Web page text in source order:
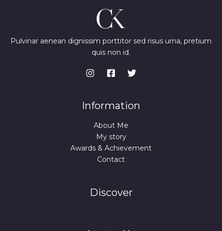
Pulvinar aenean dignissim porttitor sed risus urna, pretium
quis non id.
Information
About Me
My story
Awards & Achievement
Contact
Discover